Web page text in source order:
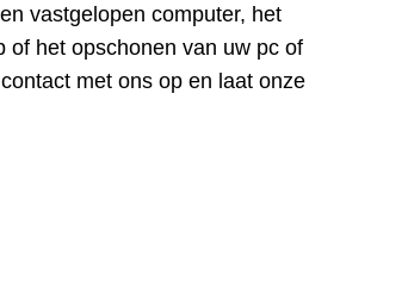
vastgelopen computer, het
of het opschonen van uw pc of
met ons op en laat onze